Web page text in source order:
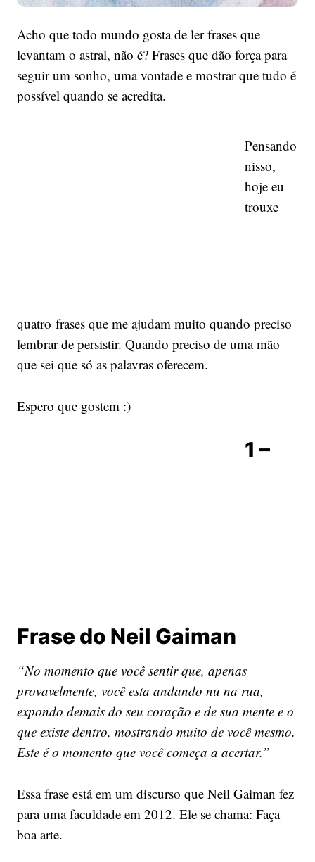
Acho que todo mundo gosta de ler frases que
levantam o astral, não é? Frases que dão força para
seguir um sonho, uma vontade e mostrar que tudo é
possível quando se acredita.
Pensando
nisso,
hoje eu
trouxe
quatro frases que me ajudam muito quando preciso
lembrar de persistir. Quando preciso de uma mão
que sei que só as palavras oferecem.
Espero que gostem :)
1 –
Frase do Neil Gaiman
“No momento que você sentir que, apenas
provavelmente, você esta andando nu na rua,
expondo demais do seu coração e de sua mente e o
que existe dentro, mostrando muito de você mesmo.
Este é o momento que você começa a acertar.”
Essa frase está em um discurso que Neil Gaiman fez
para uma faculdade em 2012. Ele se chama: Faça
boa arte.